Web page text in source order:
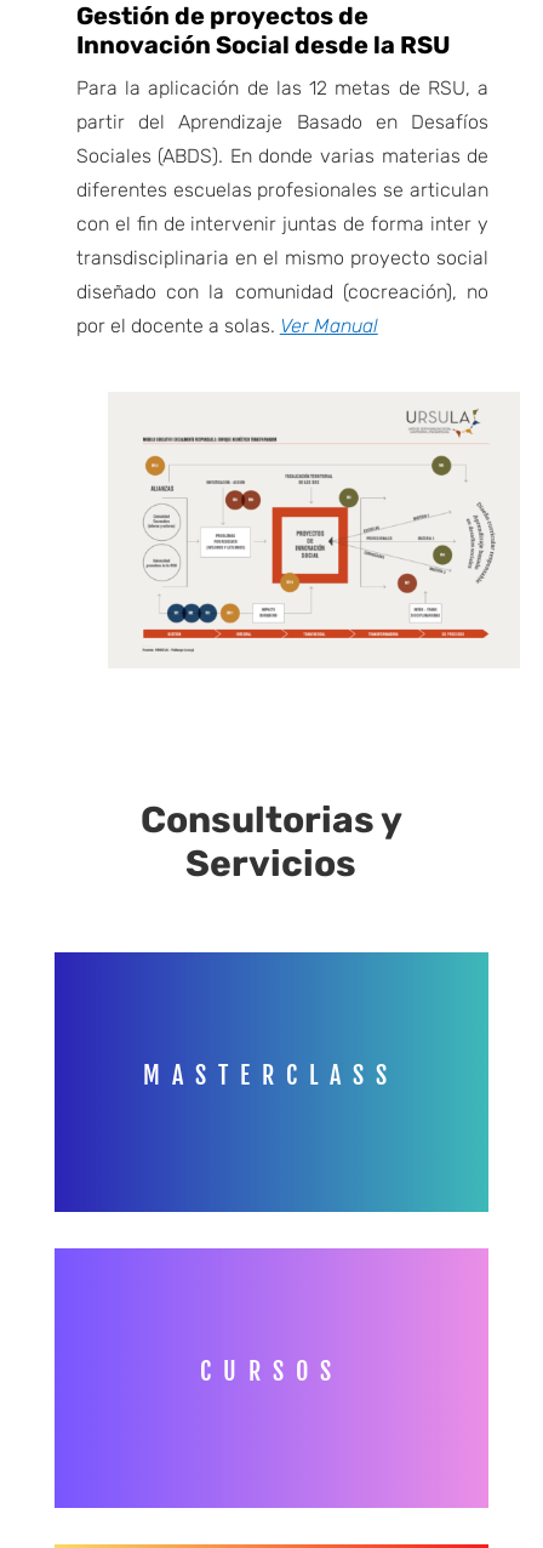
Gestión de proyectos de
Innovación Social desde la RSU
Para la aplicación de las 12 metas de RSU, a
partir del Aprendizaje Basado en Desafíos
Sociales (ABDS). En donde varias materias de
diferentes escuelas profesionales se articulan
con el fin de intervenir juntas de forma inter y
transdisciplinaria en el mismo proyecto social
diseñado con la comunidad (cocreación), no
por el docente a solas. Ver Manual
Consultorias y
Servicios
MASTERCLASS
CURSOS